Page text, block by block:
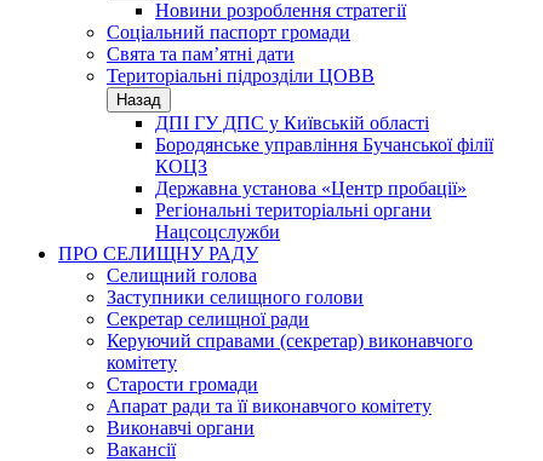
Новини розроблення стратегії
Соціальний паспорт громади
Свята та пам’ятні дати
Територіальні підрозділи ЦОВВ
Назад
ДПІ ГУ ДПС у Київській області
Бородянське управління Бучанської філії
КОЦЗ
Державна установа «Центр пробації»
Регіональні територіальні органи
Нацсоцслужби
ПРО СЕЛИЩНУ РАДУ
Селищний голова
Заступники селищного голови
Секретар селищної ради
Керуючий справами (секретар) виконавчого
комітету
Старости громади
Апарат ради та її виконавчого комітету
Виконавчі органи
Вакансії